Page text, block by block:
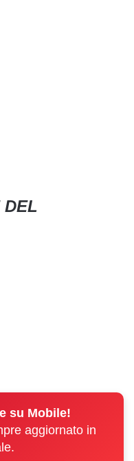
DEL
su Mobile!
aggiornato in